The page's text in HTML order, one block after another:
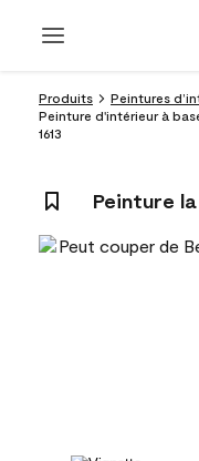
Produits
Peintures
Peinture d'intérieur à
1613
Peinture